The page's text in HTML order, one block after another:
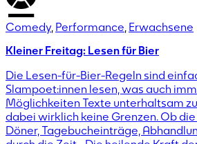
Comedy, Performance, Erwachsene
Kleiner Freitag: Lesen für Bier
Die Lesen-für-Bier-Regeln sind
Slampoet:innen lesen, was auch
Möglichkeiten Texte unterhaltsam
dabei wirklich keine Grenzen. Ob
Döner, Tagebucheinträge,